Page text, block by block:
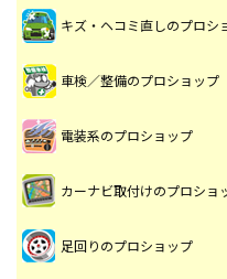
キズ・ヘコミ直しのプロシ
車検／整備のプロショップ
電装系のプロショップ
カーナビ取付けのプロショ
足回りのプロショップ